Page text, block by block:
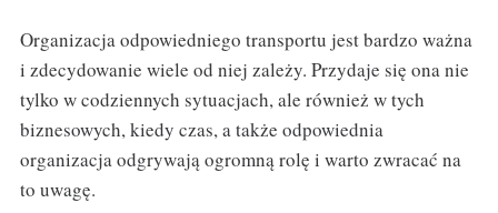
Organizacja odpowiedniego transportu jest bardzo ważna
i zdecydowanie wiele od niej zależy. Przydaje się ona nie
tylko w codziennych sytuacjach, ale również w tych
biznesowych, kiedy czas, a także odpowiednia
organizacja odgrywają ogromną rolę i warto zwracać na
to uwagę.